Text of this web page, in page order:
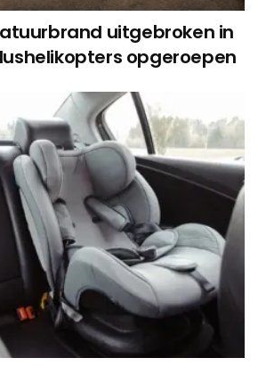
uitgebroken in
opgeroepen